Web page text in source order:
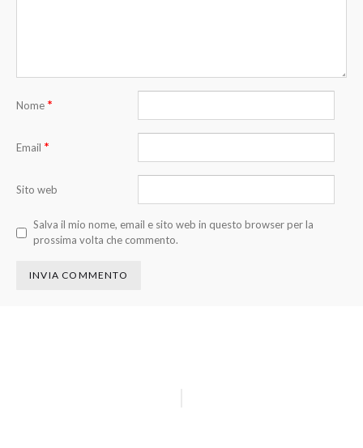
Nome *
Email *
Sito web
Salva il mio nome, email e sito web in questo browser per la
prossima volta che commento.